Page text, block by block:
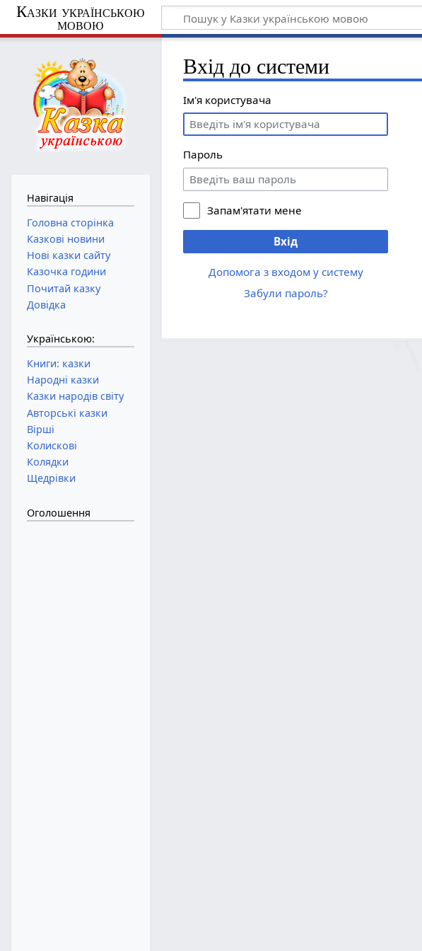
Казки українською
мовою
Вхід до системи
Ім'я користувача
Пароль
Запам'ятати мене
Вхід
Допомога з входом у систему
Забули пароль?
Навігація
Головна сторінка
Казкові новини
Нові казки сайту
Казочка години
Почитай казку
Довідка
Українською:
Книги: казки
Народні казки
Казки народів світу
Авторські казки
Вірші
Колискові
Колядки
Щедрівки
Оголошення